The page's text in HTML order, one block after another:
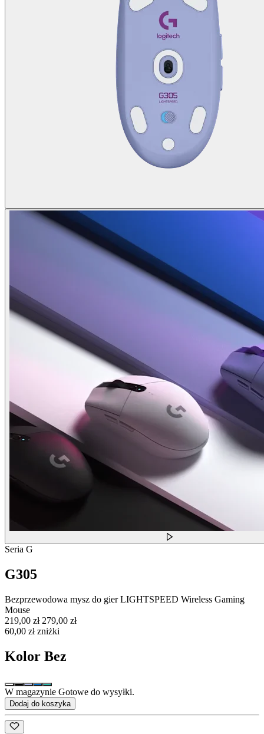
Seria G
G305
Bezprzewodowa mysz do gier LIGHTSPEED Wireless Gaming
Mouse
219,00 zł 279,00 zł
60,00 zł zniżki
Kolor Bez
W magazynie Gotowe do wysyłki.
Dodaj do koszyka